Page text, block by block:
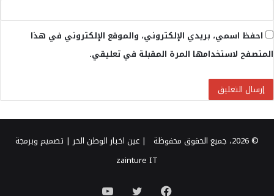
احفظ اسمي، بريدي الإلكتروني، والموقع الإلكتروني في هذا
المتصفح لاستخدامها المرة المقبلة في تعليقي.
© 2026، جميع الحقوق محفوظة | عين اخبار الوطن الحر| تصميم وبرمجة
zainture IT
فيسبوك تويتر